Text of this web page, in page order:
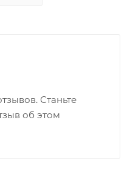
Станьте
об этом